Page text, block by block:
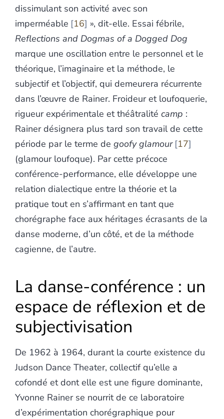
dissimulant son activité avec son
imperméable 16 », dit-elle. Essai fébrile,
Reflections and Dogmas of a Dogged Dog
marque une oscillation entre le personnel et le
théorique, l’imaginaire et la méthode, le
subjectif et l’objectif, qui demeurera récurrente
dans l’œuvre de Rainer. Froideur et loufoquerie,
rigueur expérimentale et théâtralité camp :
Rainer désignera plus tard son travail de cette
période par le terme de goofy glamour 17
(glamour loufoque). Par cette précoce
conférence-performance, elle développe une
relation dialectique entre la théorie et la
pratique tout en s’affirmant en tant que
chorégraphe face aux héritages écrasants de la
danse moderne, d’un côté, et de la méthode
cagienne, de l’autre.
La danse-conférence : un
espace de réflexion et de
subjectivisation
De 1962 à 1964, durant la courte existence du
Judson Dance Theater, collectif qu’elle a
cofondé et dont elle est une figure dominante,
Yvonne Rainer se nourrit de ce laboratoire
d’expérimentation chorégraphique pour